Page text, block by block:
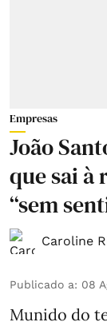
Empresas
João
que sai à
“sem
Caroline
Publicado a: 08
Munido do